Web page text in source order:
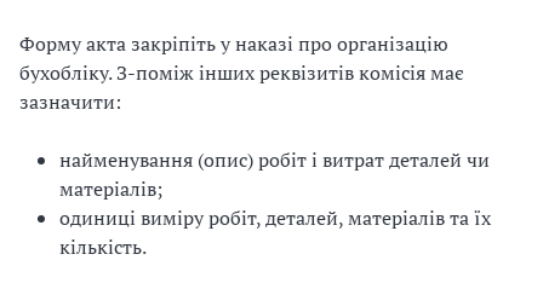
Форму акта закріпіть у наказі про організацію
бухобліку. З-поміж інших реквізитів комісія має
зазначити:
найменування (опис) робіт і витрат деталей чи
матеріалів;
одиниці виміру робіт, деталей, матеріалів та їх
кількість.